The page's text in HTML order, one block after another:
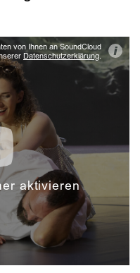
von Ihnen an SoundCloud
Datenschutzerklärung. i
aktivieren